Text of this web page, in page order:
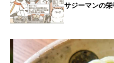
サジーマンの